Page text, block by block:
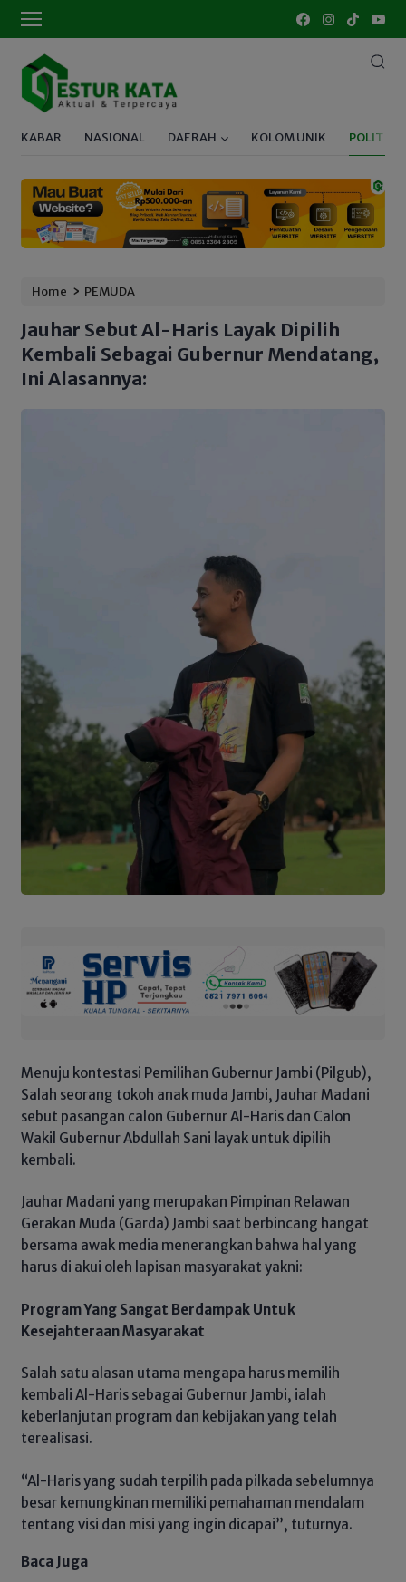
KABAR NASIONAL DAERAH KOLOM UNIK POLITIK
Home › PEMUDA
Jauhar Sebut Al-Haris Layak Dipilih
Kembali Sebagai Gubernur Mendatang,
Ini Alasannya:
Menuju kontestasi Pemilihan Gubernur Jambi (Pilgub),
Salah seorang tokoh anak muda Jambi, Jauhar Madani
sebut pasangan calon Gubernur Al-Haris dan Calon
Wakil Gubernur Abdullah Sani layak untuk dipilih
kembali.
Jauhar Madani yang merupakan Pimpinan Relawan
Gerakan Muda (Garda) Jambi saat berbincang hangat
bersama awak media menerangkan bahwa hal yang
harus di akui oleh lapisan masyarakat yakni:
Program Yang Sangat Berdampak Untuk
Kesejahteraan Masyarakat
Salah satu alasan utama mengapa harus memilih
kembali Al-Haris sebagai Gubernur Jambi, ialah
keberlanjutan program dan kebijakan yang telah
terealisasi.
“Al-Haris yang sudah terpilih pada pilkada sebelumnya
besar kemungkinan memiliki pemahaman mendalam
tentang visi dan misi yang ingin dicapai”, tuturnya.
Baca Juga